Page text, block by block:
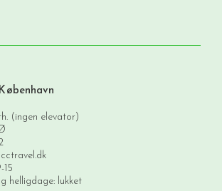
(ingen elevator)
15
helligdage: lukket